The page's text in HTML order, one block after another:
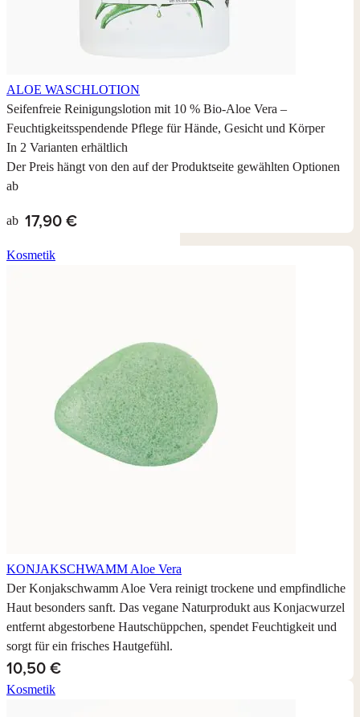
ALOE WASCHLOTION
Seifenfreie Reinigungslotion mit 10 % Bio-Aloe Vera –
Feuchtigkeitsspendende Pflege für Hände, Gesicht und Körper
In 2 Varianten erhältlich
Der Preis hängt von den auf der Produktseite gewählten Optionen
ab
ab 17,90 €
Kosmetik
KONJAKSCHWAMM Aloe Vera
Der Konjakschwamm Aloe Vera reinigt trockene und empfindliche
Haut besonders sanft. Das vegane Naturprodukt aus Konjacwurzel
entfernt abgestorbene Hautschüppchen, spendet Feuchtigkeit und
sorgt für ein frisches Hautgefühl.
10,50 €
Kosmetik